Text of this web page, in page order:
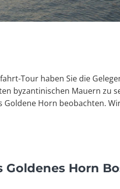
Tour haben Sie die
byzantinischen Mauern zu
Goldene Horn beobachten.
Horn